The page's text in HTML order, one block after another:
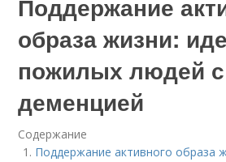
Поддержание
образа жизни:
пожилых людей с
деменцией
Содержание
Поддержание активного образа